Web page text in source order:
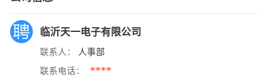
临沂天一电子有限公司
联系人： 人事部
联系电话： ****